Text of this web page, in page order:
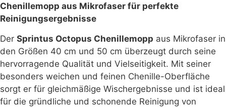
Chenillemopp aus Mikrofaser für perfekte
Reinigungsergebnisse
Der Sprintus Octopus Chenillemopp aus Mikrofaser in
den Größen 40 cm und 50 cm überzeugt durch seine
hervorragende Qualität und Vielseitigkeit. Mit seiner
besonders weichen und feinen Chenille-Oberfläche
sorgt er für gleichmäßige Wischergebnisse und ist ideal
für die gründliche und schonende Reinigung von